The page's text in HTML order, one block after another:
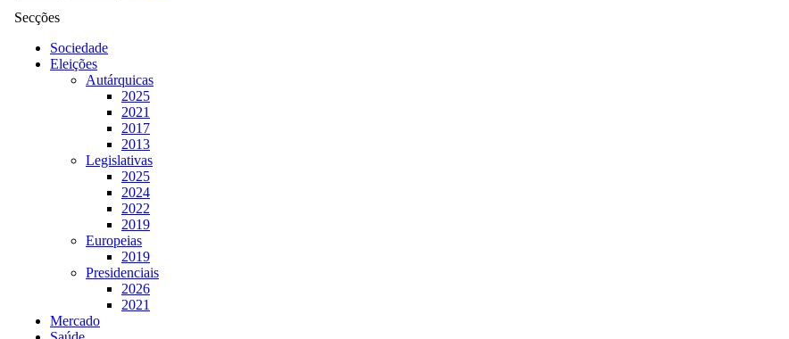
Secções
Sociedade
Eleições
Autárquicas
2025
2021
2017
2013
Legislativas
2025
2024
2022
2019
Europeias
2019
Presidenciais
2026
2021
Mercado